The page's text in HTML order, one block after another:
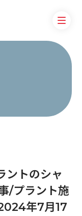
ントのシャ
/プラント施
年7月17